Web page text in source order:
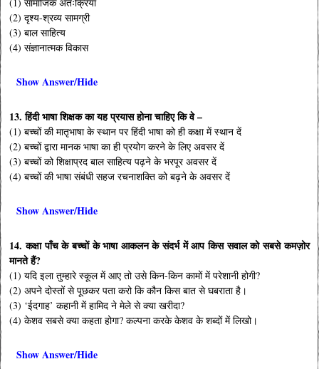
(2) दृश्य-श्रव्य सामग्री
(3) बाल साहित्य
(4) संज्ञानात्मक विकास
Show Answer/Hide
13. हिंदी भाषा शिक्षक का यह प्रयास होना चाहिए कि वे –
(1) बच्चों की मातृभाषा के स्थान पर हिंदी भाषा को ही कक्षा में स्थान दें
(2) बच्चों द्वारा मानक भाषा का ही प्रयोग करने के लिए अवसर दें
(3) बच्चों को शिक्षाप्रद बाल साहित्य पढ़ने के भरपूर अवसर दें
(4) बच्चों की भाषा संबंधी सहज रचनाशक्ति को बढ़ने के अवसर दें
Show Answer/Hide
14. कक्षा पाँच के बच्चों के भाषा आकलन के संदर्भ में आप किस सवाल को सबसे कमज़ोर
मानते हैं?
(1) यदि इला तुम्हारे स्कूल में आए तो उसे किन-किन कामों में परेशानी होगी?
(2) अपने दोस्तों से पूछकर पता करो कि कौन किस बात से घबराता है।
(3) ‘ईदगाह’ कहानी में हामिद ने मेले से क्या खरीदा?
(4) केशव सबसे क्या कहता होगा? कल्पना करके केशव के शब्दों में लिखो।
Show Answer/Hide